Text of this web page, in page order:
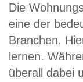
Die
eine der
Branchen.
lernen.
überall dabei